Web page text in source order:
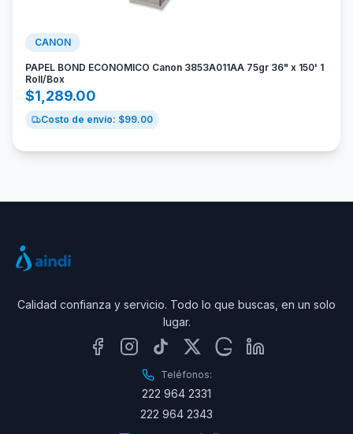
CANON
PAPEL BOND ECONOMICO Canon 3853A011AA 75gr 36" x 150' 1
Roll/Box
$1,289.00
Costo de envío: $99.00
Calidad confianza y servicio. Todo lo que buscas, en un solo
lugar.
Teléfonos:
222 964 2331
222 964 2343